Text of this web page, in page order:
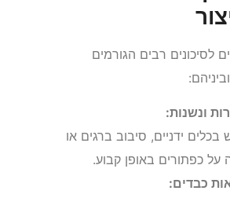
לסיכונים רבים הגורמים
ונשנות:
בכלים ידניים, סיבוב ברגים או
על כפתורים באופן קבוע.
כבדים: